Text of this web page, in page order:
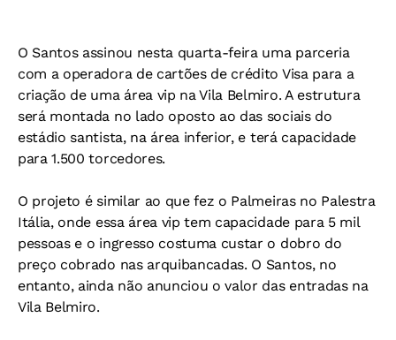
O Santos assinou nesta quarta-feira uma parceria
com a operadora de cartões de crédito Visa para a
criação de uma área vip na Vila Belmiro. A estrutura
será montada no lado oposto ao das sociais do
estádio santista, na área inferior, e terá capacidade
para 1.500 torcedores.
O projeto é similar ao que fez o Palmeiras no Palestra
Itália, onde essa área vip tem capacidade para 5 mil
pessoas e o ingresso costuma custar o dobro do
preço cobrado nas arquibancadas. O Santos, no
entanto, ainda não anunciou o valor das entradas na
Vila Belmiro.